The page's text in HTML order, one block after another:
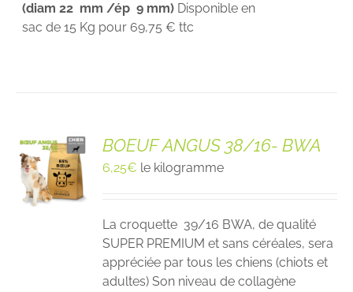
(diam 22 mm /ép 9 mm) Disponible en
sac de 15 Kg pour 69,75 € ttc
BOEUF ANGUS 38/16- BWA
6,25€ le kilogramme
La croquette 39/16 BWA, de qualité
SUPER PREMIUM et sans céréales, sera
appréciée par tous les chiens (chiots et
adultes) Son niveau de collagène